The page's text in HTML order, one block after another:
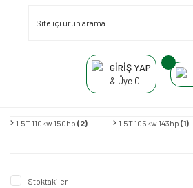
GİRİŞ YAP
& Üye Ol
1.5T 110kw 150hp (2) 1.5T 105kw 143hp(1)
Stoktakiler